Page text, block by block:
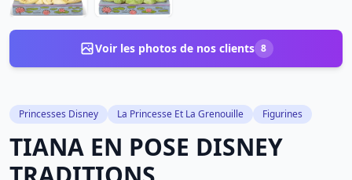
Voir les photos de nos clients 8
Princesses Disney La Princesse Et La Grenouille Figurines
TIANA EN POSE DISNEY